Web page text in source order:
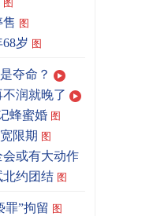
图
图
岁 图
夺命？
不润就晚了
蜂蜜婚 图
限期 图
会或有大动作
北约团结 图
罪”拘留 图